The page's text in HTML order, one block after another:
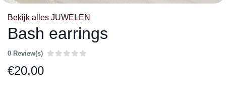
Bekijk alles JUWELEN
Bash earrings
0 Review(s)
€20,00